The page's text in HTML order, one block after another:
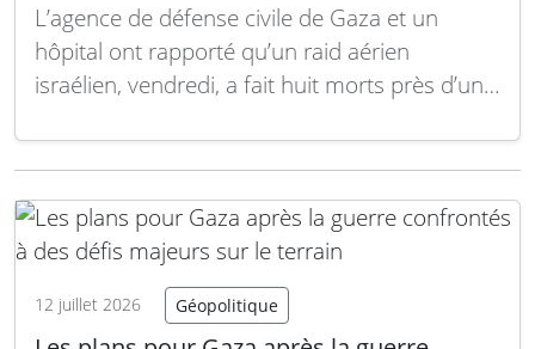
L’agence de défense civile de Gaza et un
hôpital ont rapporté qu’un raid aérien
israélien, vendredi, a fait huit morts près d’un
indiqué avoir visé une « cellule terroriste ».
et le groupe armé palestinien Hamas, la…Lire
la suite
12 juillet 2026 Géopolitique